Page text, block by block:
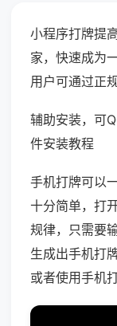
小程序打牌提
家，快速成为
用户可通过正
辅助安装，可
件安装教程
手机打牌可以
十分简单，打
规律，只需要
生成出手机打
或者使用手机